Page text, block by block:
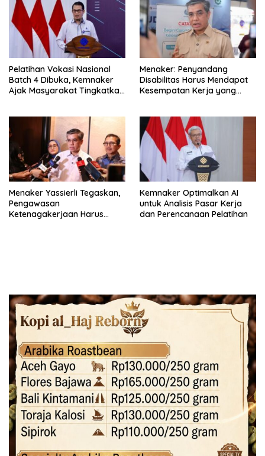
Pelatihan Vokasi Nasional
Batch 4 Dibuka, Kemnaker
Ajak Masyarakat Tingkatkan
Menaker: Penyandang
Disabilitas Harus Mendapat
Kesempatan Kerja yang
Menaker Yassierli Tegaskan,
Pengawasan
Ketenagakerjaan Harus
Kemnaker Optimalkan AI
untuk Analisis Pasar Kerja
dan Perencanaan Pelatihan